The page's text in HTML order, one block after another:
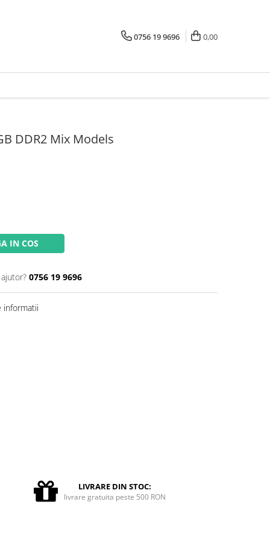
0756 19 9696 0,00
DDR2 Mix Models
IN COS
0756 19 9696
informatii
LIVRARE DIN STOC:
livrare gratuita peste 500 RON